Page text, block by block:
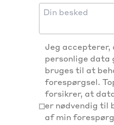
Jeg accepterer,
personlige data
bruges til at
forespørgsel.
forsikrer, at
er nødvendig til
af min